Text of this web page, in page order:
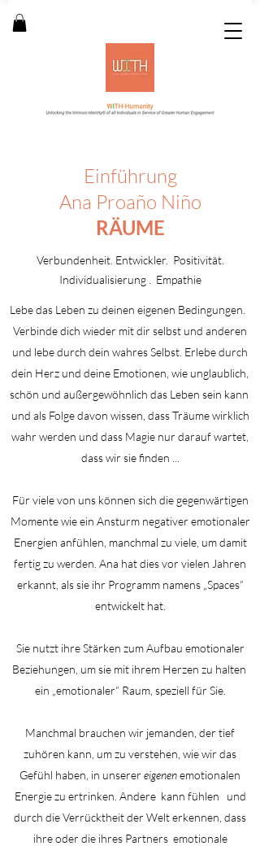
Einführung
Ana Proaño Niño
RÄUME
Verbundenheit. Entwickler. Positivität.
Individualisierung . Empathie
Lebe das Leben zu deinen eigenen Bedingungen.
Verbinde dich wieder mit dir selbst und anderen
und lebe durch dein wahres Selbst. Erlebe durch
dein Herz und deine Emotionen, wie unglaublich,
schön und außergewöhnlich das Leben sein kann
und als Folge davon wissen, dass Träume wirklich
wahr werden und dass Magie nur darauf wartet,
dass wir sie finden ...
Für viele von uns können sich die gegenwärtigen
Momente wie ein Ansturm negativer emotionaler
Energien anfühlen, manchmal zu viele, um damit
fertig zu werden. Ana hat dies vor vielen Jahren
erkannt, als sie ihr Programm namens „Spaces“
entwickelt hat.
Sie nutzt ihre Stärken zum Aufbau emotionaler
Beziehungen, um sie mit ihrem Herzen zu halten
ein „emotionaler“ Raum, speziell für Sie.
Manchmal brauchen wir jemanden, der tief
zuhören kann, um zu verstehen, wie wir das
Gefühl haben, in unserer eigenenemotionalen
Energie zu ertrinken. Andere kann fühlen
und
durch die Verrücktheit der Welt erkennen, dass
ihre oder die ihres Partners emotionale